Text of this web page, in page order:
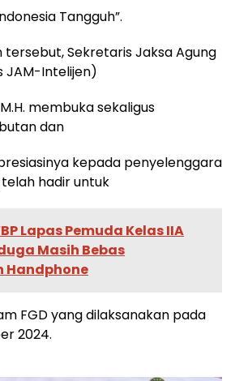
Tangguh”.
Sekretaris Jaksa Agung
JAM-Intelijen)
membuka sekaligus
dan
kepada penyelenggara
hadir untuk
Lapas Pemuda Kelas IIA
Masih Bebas
Handphone
FGD yang dilaksanakan pada
2024.